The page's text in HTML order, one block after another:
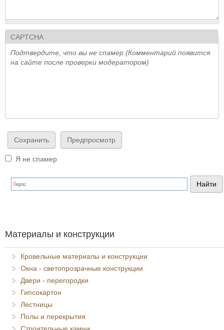
CAPTCHA
Подтвердите, что вы не спамер (Комментарий появится
на сайте после проверки модератором)
Я не спамер
Я спамер
Материалы и конструкции
Кровельные материалы и конструкции
Окна - светопрозрачные конструкции
Двери - перегородки
Гипсокартон
Лестницы
Полы и перекрытия